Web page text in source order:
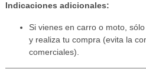
Indicaciones adicionales:
Si vienes en carro o moto,
y realiza tu compra (evita la
comerciales).